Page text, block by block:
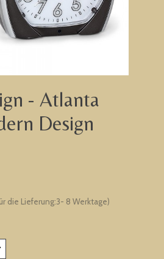
- Atlanta
Design
die Lieferung:3- 8 Werktage)